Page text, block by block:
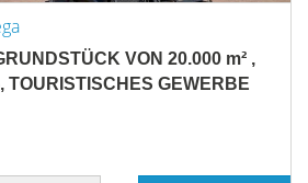
VON 20.000 m² ,
TOURISTISCHES GEWERBE